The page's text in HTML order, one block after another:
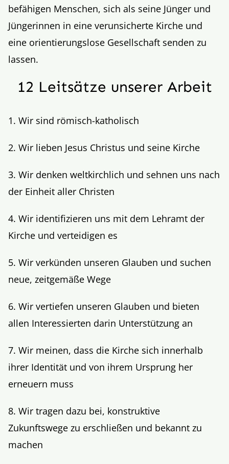
befähigen Menschen, sich als seine Jünger und
Jüngerinnen in eine verunsicherte Kirche und
eine orientierungslose Gesellschaft senden zu
lassen.
12 Leitsätze unserer Arbeit
1. Wir sind römisch-katholisch
2. Wir lieben Jesus Christus und seine Kirche
3. Wir denken weltkirchlich und sehnen uns nach
der Einheit aller Christen
4. Wir identifizieren uns mit dem Lehramt der
Kirche und verteidigen es
5. Wir verkünden unseren Glauben und suchen
neue, zeitgemäße Wege
6. Wir vertiefen unseren Glauben und bieten
allen Interessierten darin Unterstützung an
7. Wir meinen, dass die Kirche sich innerhalb
ihrer Identität und von ihrem Ursprung her
erneuern muss
8. Wir tragen dazu bei, konstruktive
Zukunftswege zu erschließen und bekannt zu
machen